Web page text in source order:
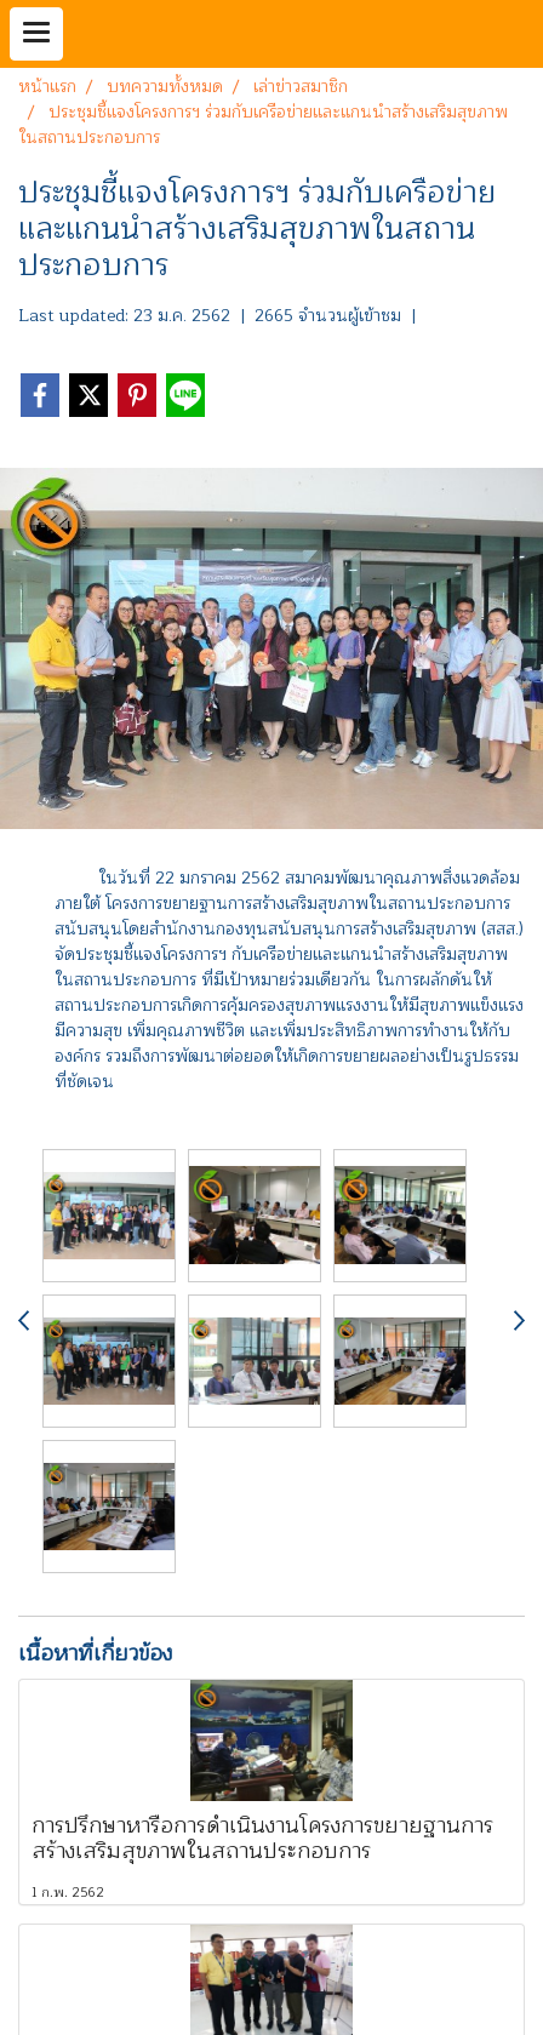
หน้าแรก บทความทั้งหมด
เล่าข่าวสมาชิก
ประชุมชี้แจงโครงการฯ ร่วมกับเครือข่ายและแกนนำสร้างเสริมสุขภาพ
ในสถานประกอบการ
ประชุมชี้แจงโครงการฯ ร่วมกับเครือข่าย
และแกนนำสร้างเสริมสุขภาพในสถาน
ประกอบการ
Last updated: 23 ม.ค. 2562 | 2665 จำนวนผู้เข้าชม |
ในวันที่ 22 มกราคม 2562 สมาคมพัฒนาคุณภาพสิ่งแวดล้อม
ภายใต้ โครงการขยายฐานการสร้างเสริมสุขภาพในสถานประกอบการ
สนับสนุนโดยสำนักงานกองทุนสนับสนุนการสร้างเสริมสุขภาพ (สสส.)
จัดประชุมชี้แจงโครงการฯ กับเครือข่ายและแกนนำสร้างเสริมสุขภาพ
ในสถานประกอบการ ที่มีเป้าหมายร่วมเดียวกัน ในการผลักดันให้
สถานประกอบการเกิดการคุ้มครองสุขภาพแรงงานให้มีสุขภาพแข็งแรง
มีความสุข เพิ่มคุณภาพชีวิต และเพิ่มประสิทธิภาพการทำงานให้กับ
องค์กร รวมถึงการพัฒนาต่อยอดให้เกิดการขยายผลอย่างเป็นรูปธรรม
ที่ชัดเจน
เนื้อหาที่เกี่ยวข้อง
การปรึกษาหารือการดำเนินงานโครงการขยายฐานการ
สร้างเสริมสุขภาพในสถานประกอบการ
1 ก.พ. 2562